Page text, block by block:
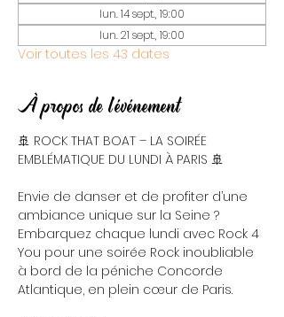
lun. 14 sept., 19:00
lun. 21 sept., 19:00
Voir toutes les 43 dates
À propos de l'événement
🚢 ROCK THAT BOAT – LA SOIRÉE
EMBLÉMATIQUE DU LUNDI À PARIS 🚢
Envie de danser et de profiter d’une
ambiance unique sur la Seine ?
Embarquez chaque lundi avec Rock 4
You pour une soirée Rock inoubliable
à bord de la péniche Concorde
Atlantique, en plein cœur de Paris.